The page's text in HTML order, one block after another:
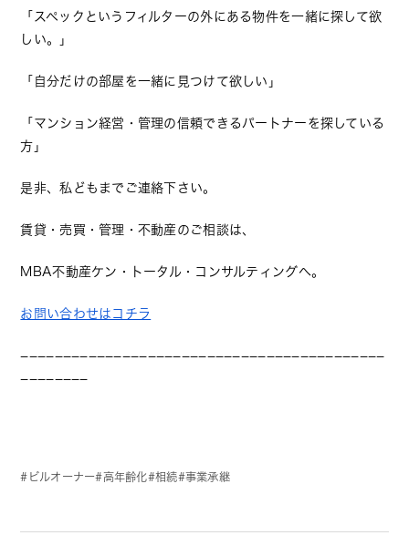
「スペックというフィルターの外にある物件を一緒に探して欲
しい。」
「自分だけの部屋を一緒に見つけて欲しい」
「マンション経営・管理の信頼できるパートナーを探している
方」
是非、私どもまでご連絡下さい。
賃貸・売買・管理・不動産のご相談は、
MBA不動産ケン・トータル・コンサルティングへ。
お問い合わせはコチラ
−−−−−−−−−−−−−−−−−−−−−−−−−−−−−−−−−−−−−−−−−−−
−−−−−−−−
ビルオーナー 高年齢化 相続 事業承継